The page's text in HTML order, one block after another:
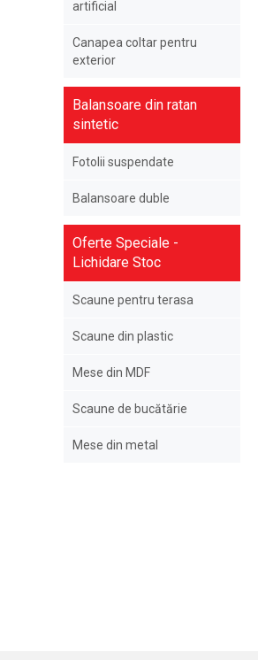
artificial
Canapea coltar pentru
exterior
Balansoare din ratan
sintetic
Fotolii suspendate
Balansoare duble
Oferte Speciale -
Lichidare Stoc
Scaune pentru terasa
Scaune din plastic
Mese din MDF
Scaune de bucătărie
Mese din metal